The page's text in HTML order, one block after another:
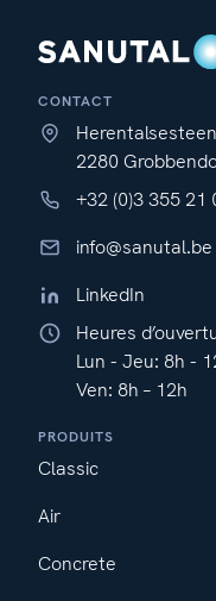
CONTACT
2280
+32 (0)3 355 21
info@sanutal.be
LinkedIn
Heures
Lun - Jeu: 8h -
Ven: 8h – 12h
PRODUITS
Classic
Air
Concrete